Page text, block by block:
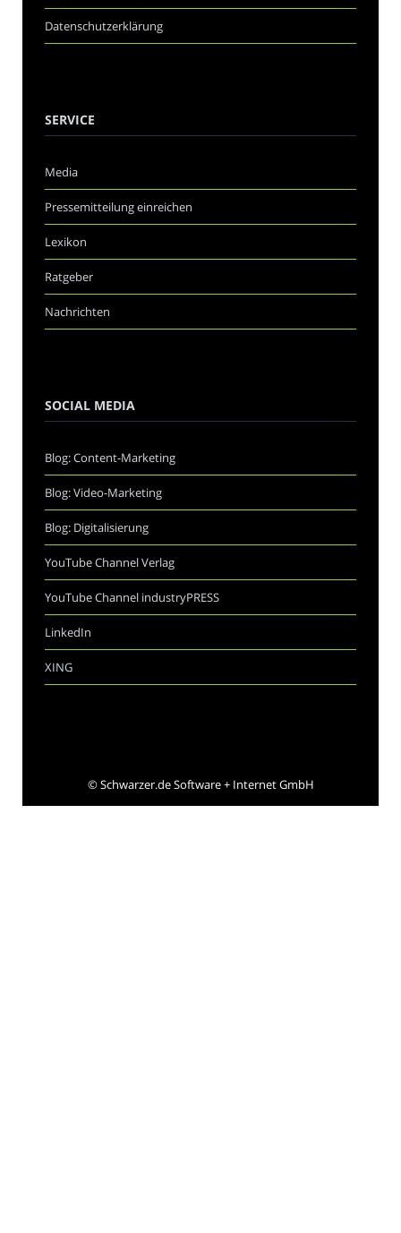
Datenschutzerklärung
SERVICE
Media
Pressemitteilung einreichen
Lexikon
Ratgeber
Nachrichten
SOCIAL MEDIA
Blog: Content-Marketing
Blog: Video-Marketing
Blog: Digitalisierung
YouTube Channel Verlag
YouTube Channel industryPRESS
LinkedIn
XING
©Schwarzer.de Software + Internet GmbH